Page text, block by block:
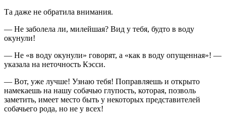
Та даже не обратила внимания.
— Не заболела ли, милейшая? Вид у тебя, будто в воду
окунули!
— Не «в воду окунули» говорят, а «как в воду опущенная»! —
указала на неточность Кэсси.
— Вот, уже лучше! Узнаю тебя! Поправляешь и открыто
намекаешь на нашу собачью глупость, которая, позволь
заметить, имеет место быть у некоторых представителей
собачьего рода, но не у всех!